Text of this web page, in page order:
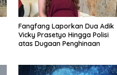
Fangfang Laporkan Dua Adik
Vicky Prasetyo Hingga Polisi
atas Dugaan Penghinaan